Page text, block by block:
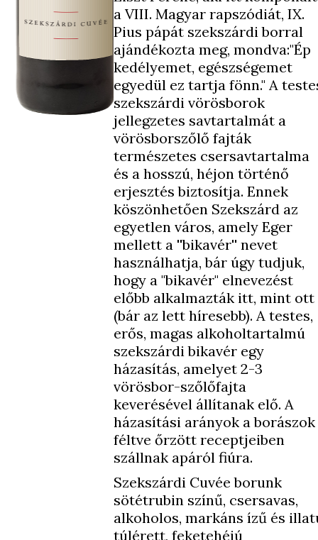
a VIII. Magyar rapszódiát, IX.
Pius pápát szekszárdi borral
ajándékozta meg, mondva:"Ép
kedélyemet, egészségemet
egyedül ez tartja fönn." A
szekszárdi vörösborok
jellegzetes savtartalmát a
vörösborszőlő fajták
természetes csersavtartalma
és a hosszú, héjon történő
erjesztés biztosítja. Ennek
köszönhetően Szekszárd az
egyetlen város, amely Eger
mellett a ''bikavér'' nevet
használhatja, bár úgy tudjuk,
hogy a "bikavér" elnevezést
előbb alkalmazták itt, mint ott
(bár az lett híresebb). A testes,
erős, magas alkoholtartalmú
szekszárdi bikavér egy
házasítás, amelyet 2-3
vörösbor-szőlőfajta
keverésével állítanak elő. A
házasítási arányok a borászok
féltve őrzött receptjeiben
szállnak apáról fiúra.
Szekszárdi Cuvée borunk
sötétrubin színű, csersavas,
alkoholos, markáns ízű és
túlérett, feketehéjú